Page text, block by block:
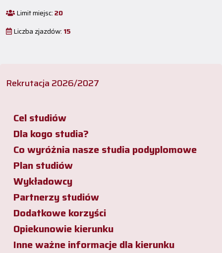
Limit miejsc:20
Liczba zjazdów: 15
Rekrutacja 2026/2027
Cel studiów
Dla kogo studia?
Co wyróżnia nasze studia podyplomowe
Plan studiów
Wykładowcy
Partnerzy studiów
Dodatkowe korzyści
Opiekunowie kierunku
Inne ważne informacje dla kierunku